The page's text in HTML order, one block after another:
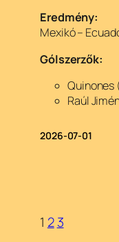
Eredmény:
Mexikó –
Gólszerzők:
Quinones
Raúl
2026-07-01
1 2 3